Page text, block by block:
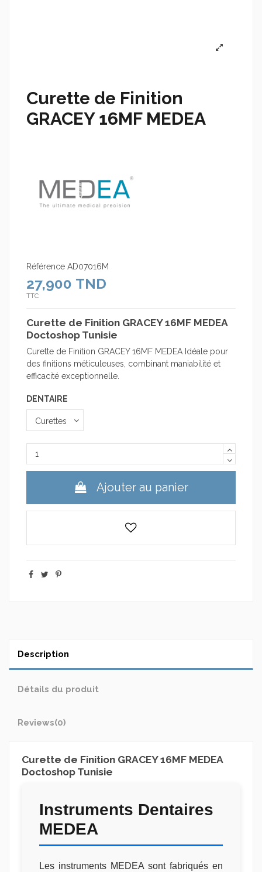
Curette de Finition
GRACEY 16MF MEDEA
Référence AD07016M
27,900 TND
TTC
Curette de Finition GRACEY 16MF MEDEA
Doctoshop Tunisie
Curette de Finition GRACEY 16MF MEDEA Idéale pour
des finitions méticuleuses, combinant maniabilité et
efficacité exceptionnelle.
DENTAIRE
Ajouter au panier
Description
Détails du produit
Reviews(0)
Curette de Finition GRACEY 16MF MEDEA
Doctoshop Tunisie
Instruments Dentaires
MEDEA
Les instruments MEDEA sont fabriqués en